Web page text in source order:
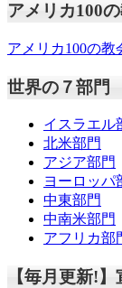
アメリカ100
アメリカ100の教
世界の７部門
イスラエル
北米部門
アジア部門
ヨーロッパ
中東部門
中南米部門
アフリカ部
【毎月更新!